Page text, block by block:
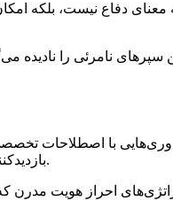
معنای دفاع نیست، بلکه
نامرئی را نادیده
با اصطلاحات
بازدیدکننده هنگام دیدن نماد قفل در نوار آدرس دریافت می‌کند. این نشانه کوچک، دست‌دادنی پیچیده است که تضمین می‌کند داده‌ها فقط بین طرفین مجاز منتقل شود.
احراز هویت